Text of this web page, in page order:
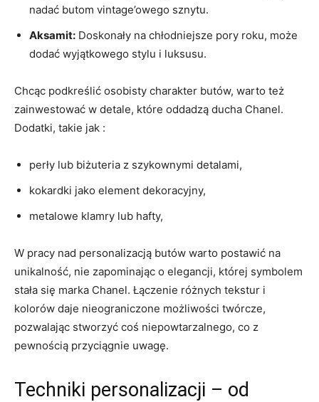
nadać butom vintage’owego sznytu.
Aksamit: Doskonały na chłodniejsze pory roku, może
dodać wyjątkowego stylu i luksusu.
Chcąc podkreślić osobisty charakter butów, warto też
zainwestować w detale, które oddadzą ducha Chanel.
Dodatki, takie jak :
perły lub biżuteria z szykownymi detalami,
kokardki jako element dekoracyjny,
metalowe klamry lub hafty,
W pracy nad personalizacją butów warto postawić na
unikalność, nie zapominając o elegancji, której symbolem
stała się marka Chanel. Łączenie różnych tekstur i
kolorów daje nieograniczone możliwości twórcze,
pozwalając stworzyć coś niepowtarzalnego, co z
pewnością przyciągnie uwagę.
Techniki personalizacji – od